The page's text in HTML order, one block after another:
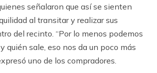
señalaron que así se sienten
al transitar y realizar sus
del recinto. “Por lo menos podemos
quién sale, eso nos da un poco más
uno de los compradores.